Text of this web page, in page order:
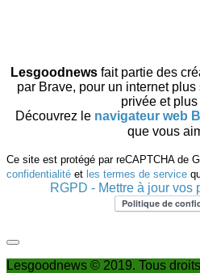
Lesgoodnewsfait partie des
par Brave, pour un internet
privée et
Découvrez le navigateur web
que vous
Ce site est protégé par reCAPTCHA de
confidentialité et les termes de service
RGPD - Mettre à jour vos
Lesgoodnews © 2019. Tous